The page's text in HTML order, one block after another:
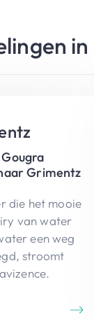
Grimentz
die het mooie
van water
stroomt